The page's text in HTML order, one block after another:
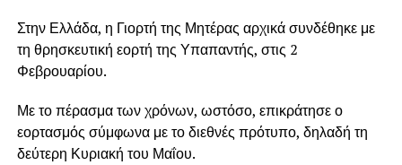
Στην Ελλάδα, η Γιορτή της Μητέρας αρχικά συνδέθηκε με
τη θρησκευτική εορτή της Υπαπαντής, στις 2
Φεβρουαρίου.
Με το πέρασμα των χρόνων, ωστόσο, επικράτησε ο
εορτασμός σύμφωνα με το διεθνές πρότυπο, δηλαδή τη
δεύτερη Κυριακή του Μαΐου.